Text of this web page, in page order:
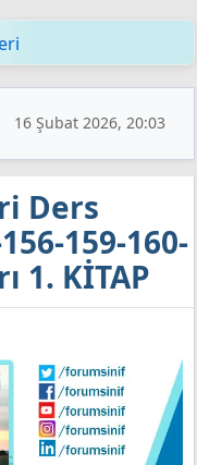
16 Şubat 2026, 20:03
Ders
159-160-
1. KİTAP